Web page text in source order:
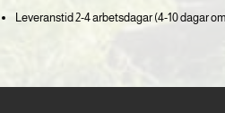
Leveranstid 2-4 arbetsdagar (4-10 dagar